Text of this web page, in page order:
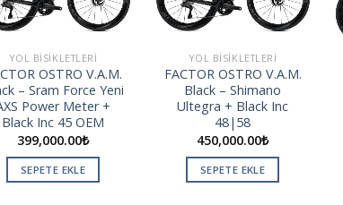
YOL BISIKLETLERI
OSTRO V.A.M.
– Sram Force Yeni
Power Meter +
Black Inc 45 OEM
399,000.00₺
SEPETE EKLE
YOL BISIKLETLERI
FACTOR OSTRO V.A.M.
Black – Shimano
Ultegra + Black Inc
48|58
450,000.00₺
SEPETE EKLE